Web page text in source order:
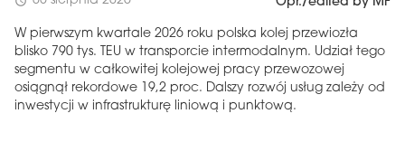
W pierwszym kwartale 2026 roku polska kolej przewiozła
blisko 790 tys. TEU w transporcie intermodalnym. Udział tego
segmentu w całkowitej kolejowej pracy przewozowej
osiągnął rekordowe 19,2 proc. Dalszy rozwój usług zależy od
inwestycji w infrastrukturę liniową i punktową.